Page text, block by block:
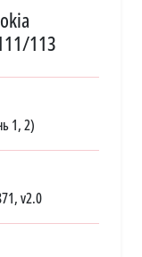
113
1, 2)
v2.0